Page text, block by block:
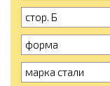
стор. Б
форма
марка стали